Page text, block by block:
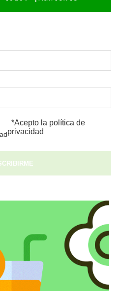
*Acepto la política de
privacidad